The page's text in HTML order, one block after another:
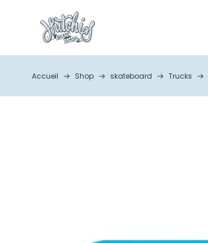
Accueil Shop skateboard Trucks